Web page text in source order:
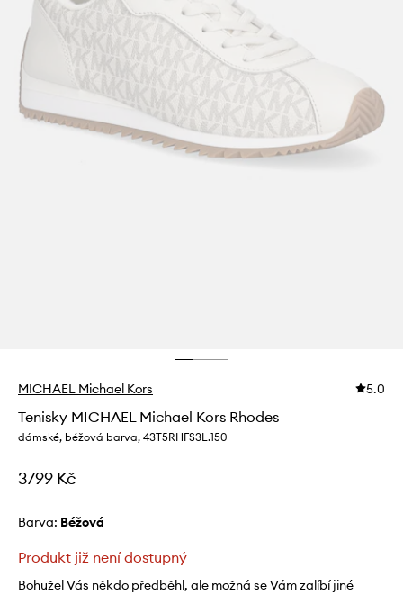
MICHAEL Michael Kors 5.0
Tenisky MICHAEL Michael Kors Rhodes
dámské, béžová barva, 43T5RHFS3L.150
3799 Kč
Barva: béžová
Produkt již není dostupný
Bohužel Vás někdo předběhl, ale možná se Vám zalíbí jiné